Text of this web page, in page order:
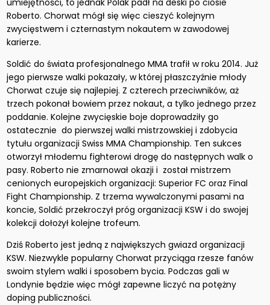
umiejętności, to jednak Polak padł na deski po ciosie
Roberto. Chorwat mógł się więc cieszyć kolejnym
zwycięstwem i czternastym nokautem w zawodowej
karierze.
Soldić do świata profesjonalnego MMA trafił w roku 2014. Już
jego pierwsze walki pokazały, w której płaszczyźnie młody
Chorwat czuje się najlepiej. Z czterech przeciwników, aż
trzech pokonał bowiem przez nokaut, a tylko jednego przez
poddanie. Kolejne zwycięskie boje doprowadziły go
ostatecznie do pierwszej walki mistrzowskiej i zdobycia
tytułu organizacji Swiss MMA Championship. Ten sukces
otworzył młodemu fighterowi drogę do następnych walk o
pasy. Roberto nie zmarnował okazji i został mistrzem
cenionych europejskich organizacji: Superior FC oraz Final
Fight Championship. Z trzema wywalczonymi pasami na
koncie, Soldić przekroczył próg organizacji KSW i do swojej
kolekcji dołożył kolejne trofeum.
Dziś Roberto jest jedną z największych gwiazd organizacji
KSW. Niezwykle popularny Chorwat przyciąga rzesze fanów
swoim stylem walki i sposobem bycia. Podczas gali w
Londynie będzie więc mógł zapewne liczyć na potężny
doping publiczności.